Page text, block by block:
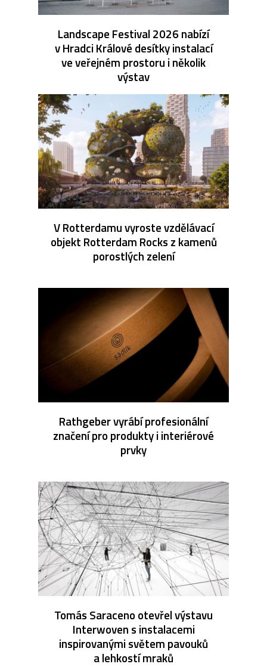
Landscape Festival 2026 nabízí
v Hradci Králové desítky instalací
ve veřejném prostoru i několik
výstav
V Rotterdamu vyroste vzdělávací
objekt Rotterdam Rocks z kamenů
porostlých zelení
Rathgeber vyrábí profesionální
značení pro produkty i interiérové
prvky
Tomás Saraceno otevřel výstavu
Interwoven s instalacemi
inspirovanými světem pavouků
a lehkostí mraků